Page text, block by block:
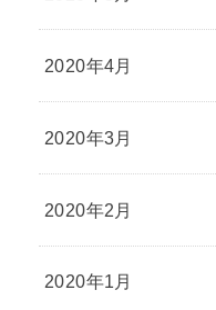
2020年4月
2020年3月
2020年2月
2020年1月